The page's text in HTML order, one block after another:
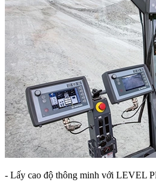
- Lấy cao độ thông minh với LEVEL